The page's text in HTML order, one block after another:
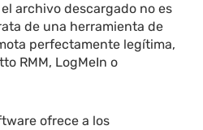
archivo descargado no es
de una herramienta de
perfectamente legítima,
RMM, LogMeIn o
ofrece a los